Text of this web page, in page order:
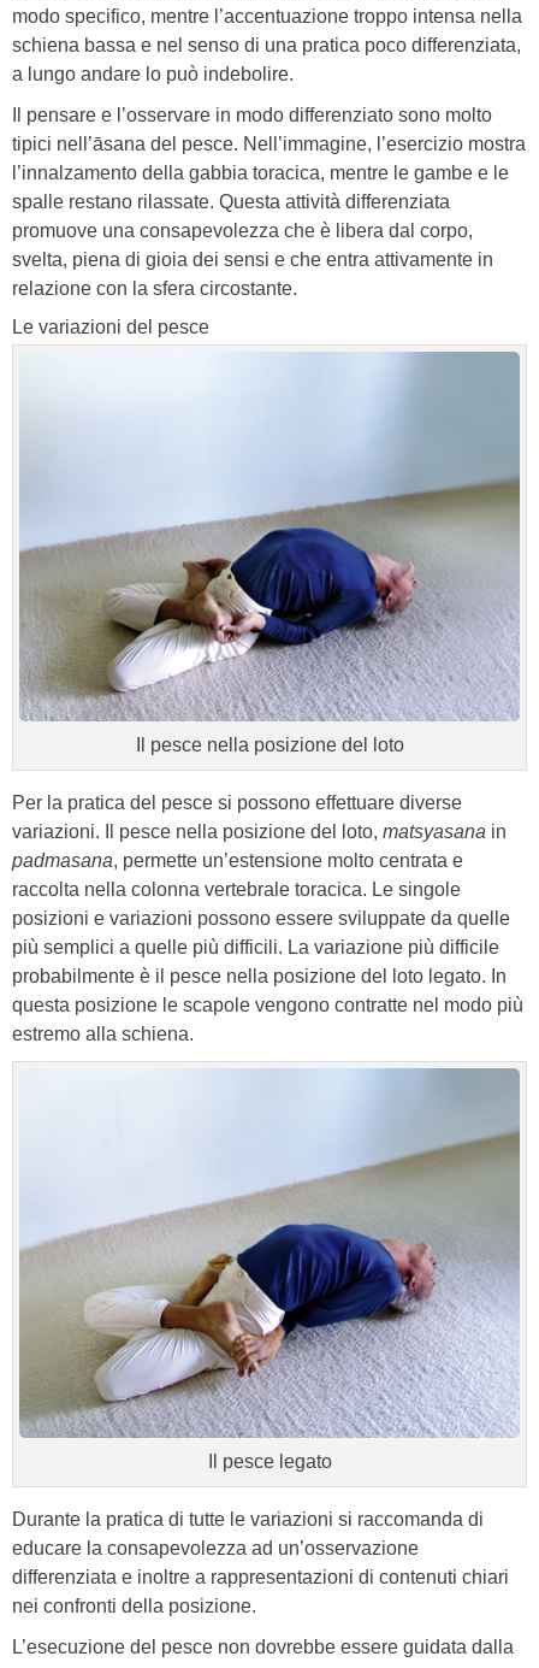
modo specifico, mentre l’accentuazione troppo intensa nella
schiena bassa e nel senso di una pratica poco differenziata,
a lungo andare lo può indebolire.
Il pensare e l’osservare in modo differenziato sono molto
tipici nell’āsana del pesce. Nell’immagine, l’esercizio mostra
l’innalzamento della gabbia toracica, mentre le gambe e le
spalle restano rilassate. Questa attività differenziata
promuove una consapevolezza che è libera dal corpo,
svelta, piena di gioia dei sensi e che entra attivamente in
relazione con la sfera circostante.
Le variazioni del pesce
Il pesce nella posizione del loto
Per la pratica del pesce si possono effettuare diverse
variazioni. Il pesce nella posizione del loto, matsyasana in
padmasana, permette un’estensione molto centrata e
raccolta nella colonna vertebrale toracica. Le singole
posizioni e variazioni possono essere sviluppate da quelle
più semplici a quelle più difficili. La variazione più difficile
probabilmente è il pesce nella posizione del loto legato. In
questa posizione le scapole vengono contratte nel modo più
estremo alla schiena.
Il pesce legato
Durante la pratica di tutte le variazioni si raccomanda di
educare la consapevolezza ad un’osservazione
differenziata e inoltre a rappresentazioni di contenuti chiari
nei confronti della posizione.
L’esecuzione del pesce non dovrebbe essere guidata dalla